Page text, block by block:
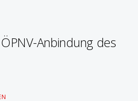
Anbindung des